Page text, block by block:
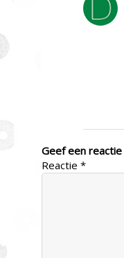
Geef een reactie
Reactie *